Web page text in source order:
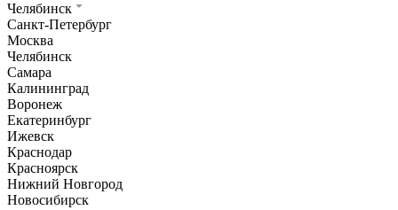
Челябинск
Санкт-Петербург
Москва
Челябинск
Самара
Калининград
Воронеж
Екатеринбург
Ижевск
Краснодар
Красноярск
Нижний Новгород
Новосибирск